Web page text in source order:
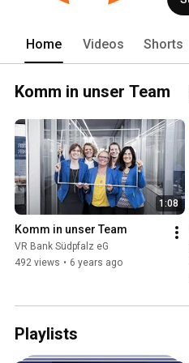
Home Videos Shorts
Komm in unser Team
1:08
Komm in unser Team
VR Bank Südpfalz eG
492 views • 6 years ago
Playlists